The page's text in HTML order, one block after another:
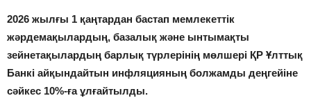
2026 жылғы 1 қаңтардан бастап мемлекеттік
жәрдемақылардың, базалық және ынтымақты
зейнетақылардың барлық түрлерінің мөлшері ҚР Ұлттық
Банкі айқындайтын инфляцияның болжамды деңгейіне
сәйкес 10%-ға ұлғайтылды.